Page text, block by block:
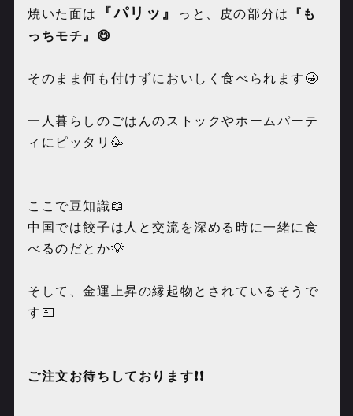
焼いた面は 『パリッ』 っと、皮の部分は
『も
っちモチ』😋
そのまま何も付けずにおいしく食べられます🤩
一人暮らしのごはんのストックやホームパーテ
ィにピッタリ🥳
ここで豆知識📖
中国では餃子は人と交流を深める時に一緒に食
べるのだとか💡
そして、金運上昇の縁起物 とされているそうで
す💴
ご注文お待ちしております❗️❗️